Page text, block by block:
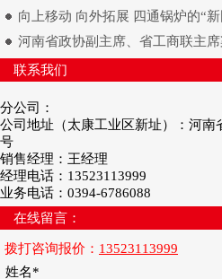
向上移动 向外拓展 四通锅炉的“
河南省政协副主席、省工商联主
联系我们
分公司：
公司地址（太康工业区新址）：河南
号
销售经理：王经理
经理电话：13523113999
业务电话：0394-6786088
在线留言：
拨打咨询报价： 13523113999
姓名*